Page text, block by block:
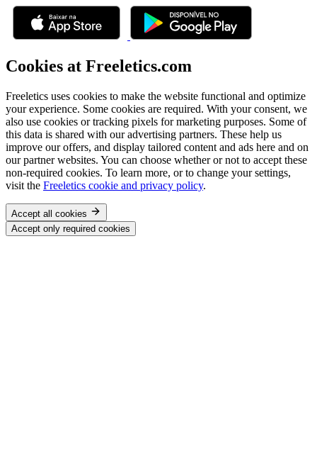
Cookies at Freeletics.com
Freeletics uses cookies to make the website functional and optimize
your experience. Some cookies are required. With your consent, we
also use cookies or tracking pixels for marketing purposes. Some of
this data is shared with our advertising partners. These help us
improve our offers, and display tailored content and ads here and on
our partner websites. You can choose whether or not to accept these
non-required cookies. To learn more, or to change your settings,
visit the Freeletics cookie and privacy policy.
Accept all cookies
Accept only required cookies